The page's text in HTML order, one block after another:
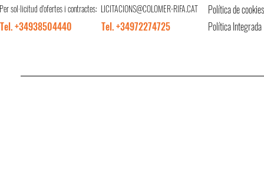
Per sol·licitud d'ofertes i contractes: LICITACIONS@COLOMER-RIFA.CAT
Tel. +34938504440 Tel. +34972274725
Política de cookies
Política Integrada